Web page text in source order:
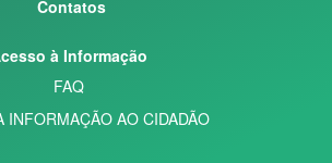
Contatos
à Informação
FAQ
INFORMAÇÃO AO CIDADÃO